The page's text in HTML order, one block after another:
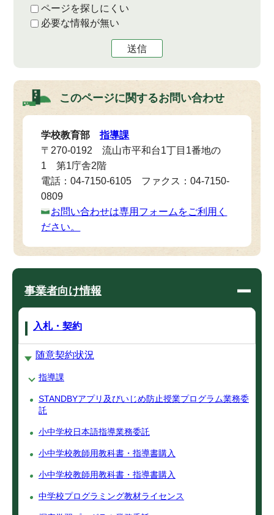
ページを探しにくい
必要な情報が無い
送信
このページに関するお問い合わせ
学校教育部指導課
〒270-0192 流山市平和台1丁目1番地の
1 第1庁舎2階
電話：04-7150-6105 ファクス：04-7150-
0809
お問い合わせは専用フォームをご利用く
ださい。
事業者向け情報
入札・契約
随意契約状況
指導課
STANDBYアプリ及びいじめ防止授業プログラム業務委
託
小中学校日本語指導業務委託
小中学校教師用教科書・指導書購入
小中学校教師用教科書・指導書購入
中学校プログラミング教材ライセンス